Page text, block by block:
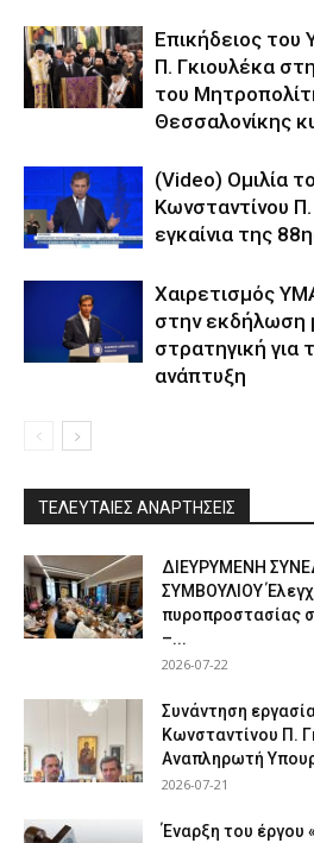
Επικήδειος
Π. Γκιουλέκα
του
Θεσσαλονίκης
(Video) Ομιλία
Κωνσταντίνου
εγκαίνια της
Χαιρετισμός
στην εκδήλωση
στρατηγική για
ανάπτυξη
ΤΕΛΕΥΤΑΙΕΣ ΑΝΑΡΤΗΣΕΙΣ
ΔΙΕΥΡΥΜΕΝΗ
ΣΥΜΒΟΥΛΙΟΥ
πυροπροστασίας
–...
2026-07-22
Συνάντηση
Κωνσταντίνου Π.
Αναπληρωτή
2026-07-21
Έναρξη του έργου